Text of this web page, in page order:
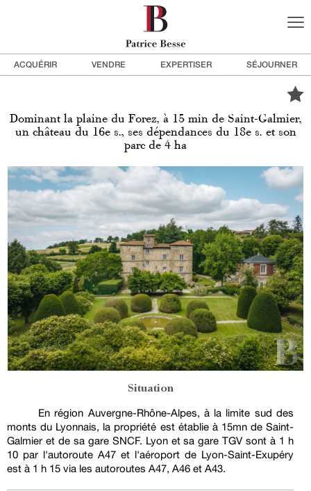
ACQUÉRIR VENDRE EXPERTISER SÉJOURNER
Dominant la plaine du Forez, à 15 min de Saint-Galmier,
un château du 16e s., ses dépendances du 18e s. et son
parc de 4 ha
Situation
En région Auvergne-Rhône-Alpes, à la limite sud des
monts du Lyonnais, la propriété est établie à 15mn de Saint-
Galmier et de sa gare SNCF. Lyon et sa gare TGV sont à 1 h
10 par l'autoroute A47 et l'aéroport de Lyon-Saint-Exupéry
est à 1 h 15 via les autoroutes A47, A46 et A43.